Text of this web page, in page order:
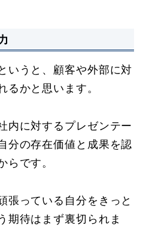
いうと、顧客や外部に対
るかと思います。
内に対するプレゼンテー
分の存在価値と成果を認
らです。
張っている自分をきっと
期待はまず裏切られま